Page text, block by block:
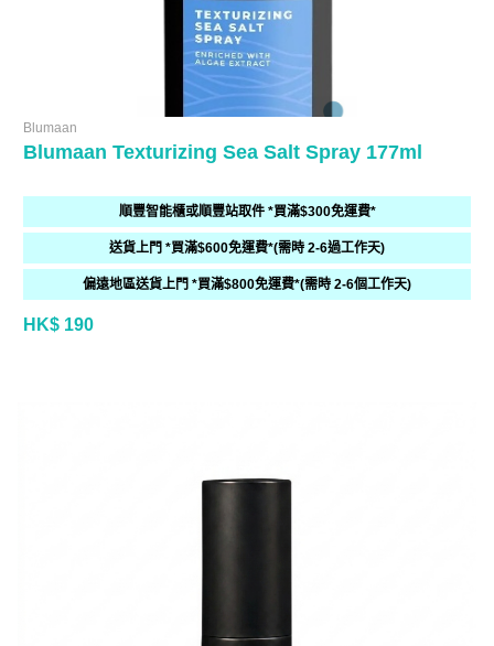
Blumaan
Blumaan Texturizing Sea Salt Spray 177ml
順豐智能櫃或順豐站取件 *買滿$300免運費*
送貨上門 *買滿$600免運費*(需時 2-6過工作天)
偏遠地區送貨上門 *買滿$800免運費*(需時 2-6個工作天)
HK$ 190